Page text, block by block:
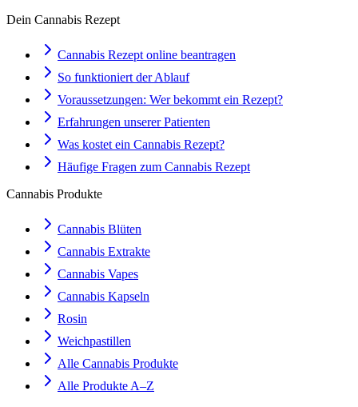
Dein Cannabis Rezept
Cannabis Rezept online beantragen
So funktioniert der Ablauf
Voraussetzungen: Wer bekommt ein Rezept?
Erfahrungen unserer Patienten
Was kostet ein Cannabis Rezept?
Häufige Fragen zum Cannabis Rezept
Cannabis Produkte
Cannabis Blüten
Cannabis Extrakte
Cannabis Vapes
Cannabis Kapseln
Rosin
Weichpastillen
Alle Cannabis Produkte
Alle Produkte A–Z